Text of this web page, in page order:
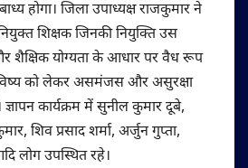
होगा। जिला उपाध्यक्ष राजकुमार ने
शिक्षक जिनकी नियुक्ति उस
शैक्षिक योग्यता के आधार पर वैध रूप
को लेकर असमंजस और असुरक्षा
कार्यक्रम में सुनील कुमार दूबे,
शिव प्रसाद शर्मा, अर्जुन गुप्ता,
लोग उपस्थित रहे।